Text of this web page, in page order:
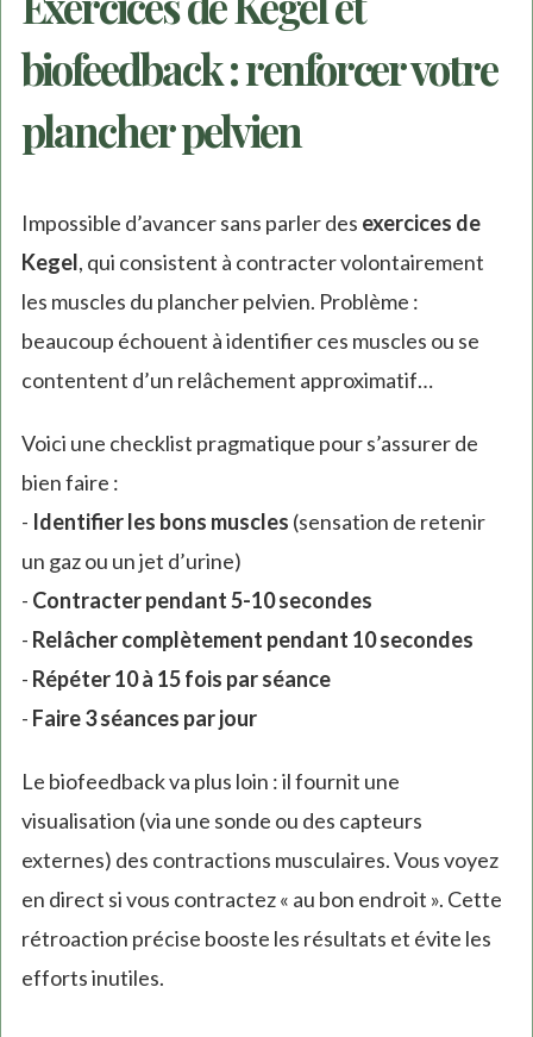
biofeedback : renforcer votre
plancher pelvien
Impossible d’avancer sans parler des exercices de
Kegel, qui consistent à contracter volontairement
les muscles du plancher pelvien. Problème :
beaucoup échouent à identifier ces muscles ou se
contentent d’un relâchement approximatif…
Voici une checklist pragmatique pour s’assurer de
bien faire :
- Identifier les bons muscles (sensation de retenir
un gaz ou un jet d’urine)
- Contracter pendant 5-10 secondes
- Relâcher complètement pendant 10 secondes
- Répéter 10 à 15 fois par séance
- Faire 3 séances par jour
Le biofeedback va plus loin : il fournit une
visualisation (via une sonde ou des capteurs
externes) des contractions musculaires. Vous voyez
en direct si vous contractez « au bon endroit ». Cette
rétroaction précise booste les résultats et évite les
efforts inutiles.